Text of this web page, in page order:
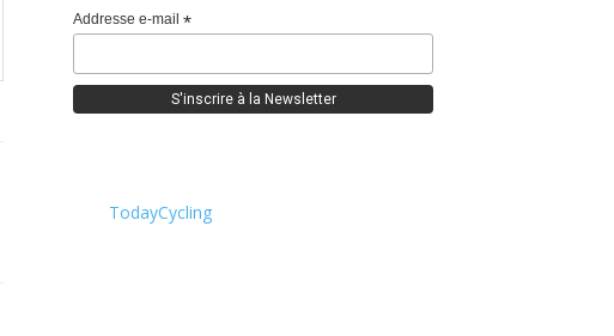
Addresse e-mail *
TodayCycling